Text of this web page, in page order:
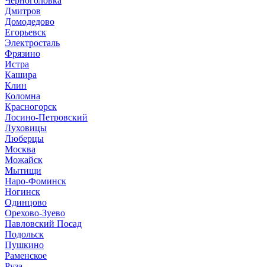
Дмитров
Домодедово
Егорьевск
Электросталь
Фрязино
Истра
Кашира
Клин
Коломна
Красногорск
Лосино-Петровский
Луховицы
Люберцы
Москва
Можайск
Мытищи
Наро-Фоминск
Ногинск
Одинцово
Орехово-Зуево
Павловский Посад
Подольск
Пушкино
Раменское